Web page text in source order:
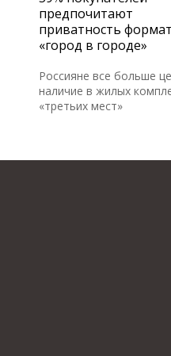
предпочитают
приватность
«город в городе»
Россияне все больше
наличие в жилых
«третьих мест»